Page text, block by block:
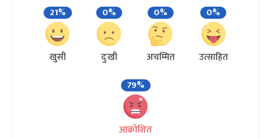
21%
खुसी
0%
दुःखी
0%
अचम्मित
0%
उत्साहित
79%
आक्रोशित